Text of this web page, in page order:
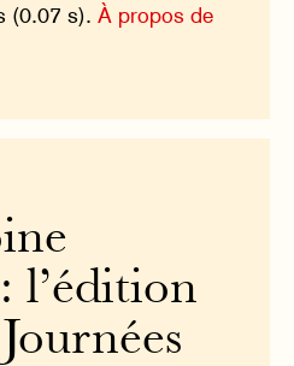
(0.07 s).À propos de
l’édition